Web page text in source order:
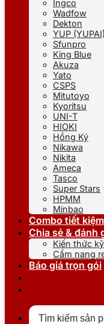
Ingco
Wadfow
Dekton
YUP (YUPAI)
Sfunpro
King Blue
Akuza
Yato
CSPS
Mitutoyo
Kyoritsu
UNI-T
HIOKI
Hồng Ký
Nikawa
Nikita
Ameca
Tasco
Super Stars
HPMM
Minbao
Combo tiết kiệm
Chia sẻ & đánh
Kiến thức
Cẩm nang
Báo giá trọn gói